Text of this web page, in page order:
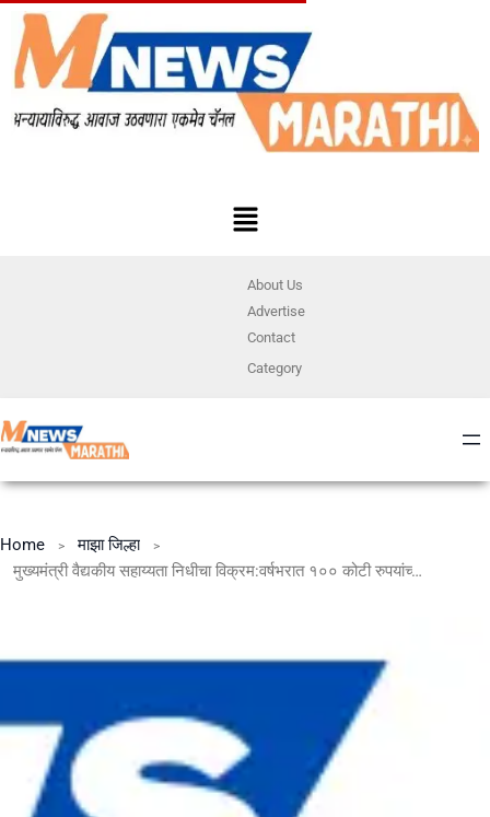
About Us
Advertise
Contact
Category
Home
माझा जिल्हा
मुख्यमंत्री वैद्यकीय सहाय्यता निधीचा विक्रम:वर्षभरात १०० कोटी रुपयांच्या मदतीचे वाटप